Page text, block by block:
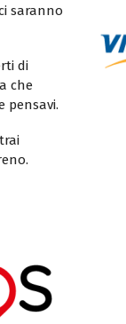
saranno
di
che
pensavi.